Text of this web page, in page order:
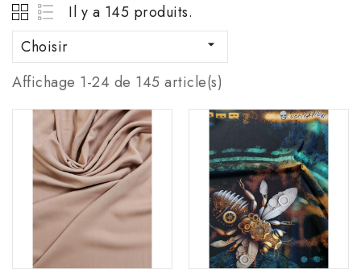
Il y a 145 produits.
Choisir

Affichage 1-24 de 145 article(s)